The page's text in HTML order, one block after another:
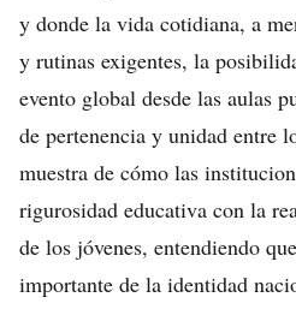
y donde la vida cotidiana, a
y rutinas exigentes, la
evento global desde las aulas
de pertenencia y unidad entre
muestra de cómo las
rigurosidad educativa con la
de los jóvenes, entendiendo
importante de la identidad